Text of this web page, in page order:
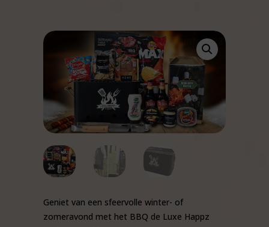
Geniet van een sfeervolle winter- of
zomeravond met het BBQ de Luxe Happz